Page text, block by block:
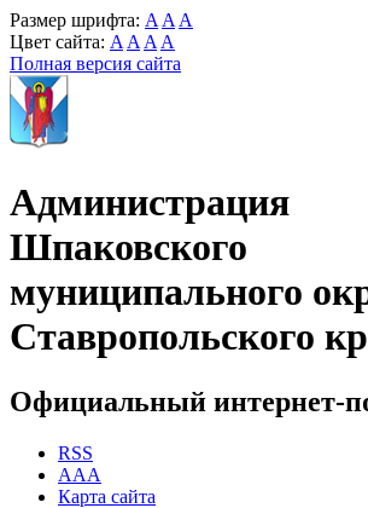
Размер шрифта: A A A
Цвет сайта: A A A A
Полная версия сайта
Администрация
Шпаковского
муниципального
Ставропольского
Официальный интернет-
RSS
AAA
Карта сайта